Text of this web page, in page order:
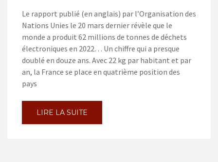
Le rapport publié (en anglais) par l’Organisation des
Nations Unies le 20 mars dernier révèle que le
monde a produit 62 millions de tonnes de déchets
électroniques en 2022… Un chiffre qui a presque
doublé en douze ans. Avec 22 kg par habitant et par
an, la France se place en quatrième position des
pays
LIRE LA SUITE